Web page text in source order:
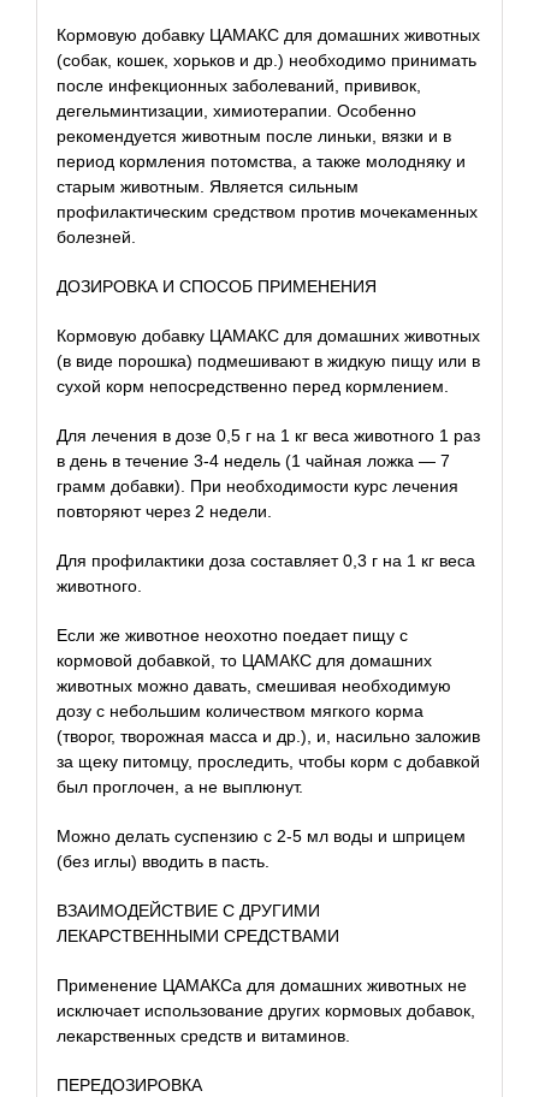
Кормовую добавку ЦАМАКС для домашних животных
(собак, кошек, хорьков и др.) необходимо принимать
после инфекционных заболеваний, прививок,
дегельминтизации, химиотерапии. Особенно
рекомендуется животным после линьки, вязки и в
период кормления потомства, а также молодняку и
старым животным. Является сильным
профилактическим средством против мочекаменных
болезней.
ДОЗИРОВКА И СПОСОБ ПРИМЕНЕНИЯ
Кормовую добавку ЦАМАКС для домашних животных
(в виде порошка) подмешивают в жидкую пищу или в
сухой корм непосредственно перед кормлением.
Для лечения в дозе 0,5 г на 1 кг веса животного 1 раз
в день в течение 3-4 недель (1 чайная ложка — 7
грамм добавки). При необходимости курс лечения
повторяют через 2 недели.
Для профилактики доза составляет 0,3 г на 1 кг веса
животного.
Если же животное неохотно поедает пищу с
кормовой добавкой, то ЦАМАКС для домашних
животных можно давать, смешивая необходимую
дозу с небольшим количеством мягкого корма
(творог, творожная масса и др.), и, насильно заложив
за щеку питомцу, проследить, чтобы корм с добавкой
был проглочен, а не выплюнут.
Можно делать суспензию с 2-5 мл воды и шприцем
(без иглы) вводить в пасть.
ВЗАИМОДЕЙСТВИЕ С ДРУГИМИ
ЛЕКАРСТВЕННЫМИ СРЕДСТВАМИ
Применение ЦАМАКСа для домашних животных не
исключает использование других кормовых добавок,
лекарственных средств и витаминов.
ПЕРЕДОЗИРОВКА